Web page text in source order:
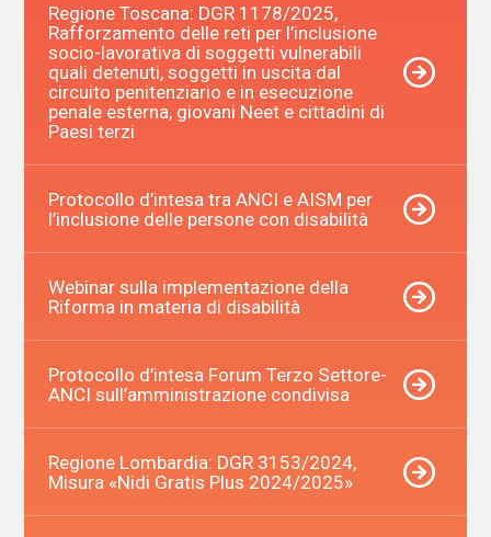
Regione Toscana: DGR 1178/2025,
Rafforzamento delle reti per l’inclusione
socio-lavorativa di soggetti vulnerabili
quali detenuti, soggetti in uscita dal
circuito penitenziario e in esecuzione
penale esterna, giovani Neet e cittadini di
Paesi terzi
Protocollo d’intesa tra ANCI e AISM per
l’inclusione delle persone con disabilità
Webinar sulla implementazione della
Riforma in materia di disabilità
Protocollo d’intesa Forum Terzo Settore-
ANCI sull’amministrazione condivisa
Regione Lombardia: DGR 3153/2024,
Misura «Nidi Gratis Plus 2024/2025»